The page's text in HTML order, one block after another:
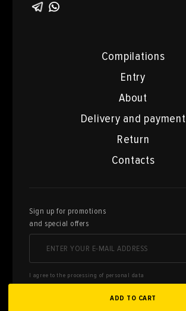
ADD TO CART
Compilations
Entry
About
Delivery and payment
Return
Contacts
Sign up for promotions
and special offers
I agree to the processing of personal data